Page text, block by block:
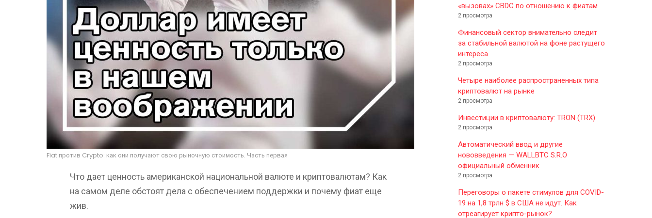
Fiat против Crypto: как они получают свою рыночную стоимость. Часть первая
Что дает ценность американской национальной валюте и криптовалютам? Как
на самом деле обстоят дела с обеспечением поддержки и почему фиат еще
жив.
«вызовах» CBDC по отношению к фиатам
2 просмотра
Финансовый сектор внимательно следит
за стабильной валютой на фоне растущего
интереса
2 просмотра
Четыре наиболее распространенных типа
криптовалют на рынке
2 просмотра
Инвестиции в криптовалюту: TRON (TRX)
2 просмотра
Автоматический ввод и другие
нововведения — WALLBTC S.R.O
официальный обменник
2 просмотра
Переговоры о пакете стимулов для COVID-
19 на 1,8 трлн $ в США не идут. Как
отреагирует крипто-рынок?